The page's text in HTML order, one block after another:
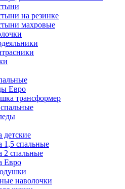
на резинке
махровые
Евро
трансформер
детские
1,5 спальные
2 спальные
Евро
наволочки